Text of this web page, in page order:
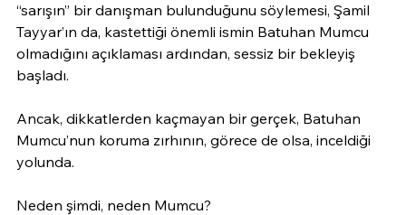
“sarışın” bir danışman bulunduğunu söylemesi, Şamil
Tayyar’ın da, kastettiği önemli ismin Batuhan Mumcu
olmadığını açıklaması ardından, sessiz bir bekleyiş
başladı.
Ancak, dikkatlerden kaçmayan bir gerçek, Batuhan
Mumcu’nun koruma zırhının, görece de olsa, inceldiği
yolunda.
Neden şimdi, neden Mumcu?